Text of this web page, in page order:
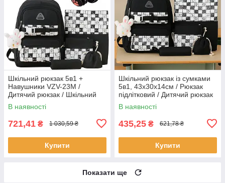
Шкільний рюкзак 5в1 +
Навушники VZV-23M /
Дитячий рюкзак / Шкільний
портфель
В наявності
721,41 ₴ 1 030,59 ₴
Купити
Шкільний рюкзак із сумками
5в1, 43х30х14см / Рюкзак
підлітковий / Дитячий рюкзак
до школи / Шкільний
портфель
В наявності
435,25 ₴ 621,78 ₴
Купити
Показати ще